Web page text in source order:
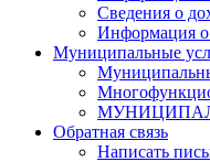
Сведения о
Информация о
Муниципальные
Обратная связь
Написать